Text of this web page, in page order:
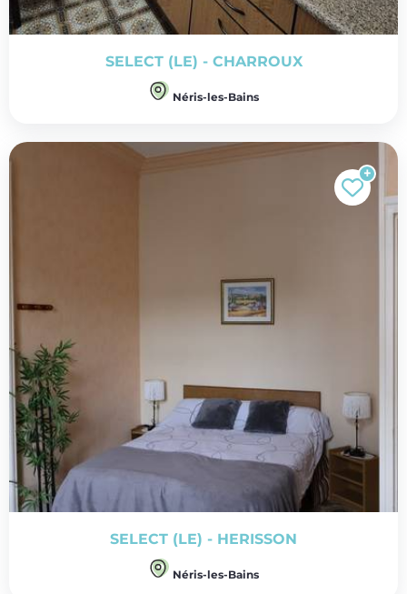
SELECT (LE) - CHARROUX
Néris-les-Bains
SELECT (LE) - HERISSON
Néris-les-Bains